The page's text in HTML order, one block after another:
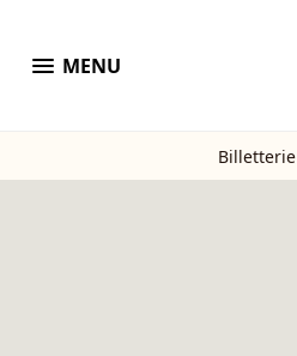
menu MENU
Billetterie